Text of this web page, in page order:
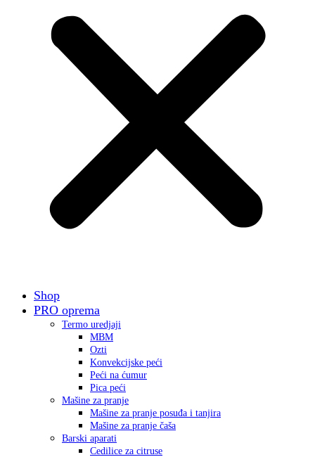
Shop
PRO oprema
Termo uredjaji
MBM
Ozti
Konvekcijske peći
Peći na ćumur
Pica peći
Mašine za pranje
Mašine za pranje posuđa i tanjira
Mašine za pranje čaša
Barski aparati
Cedilice za citruse